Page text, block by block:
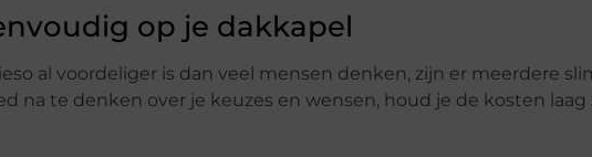
op je dakkapel
al voordeliger is dan veel mensen denken, zijn er meerdere
na te denken over je keuzes en wensen, houd je de kosten